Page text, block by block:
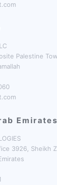
Palestine
Emirates
3926, Sheikh